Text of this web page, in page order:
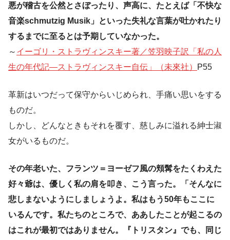
悪が稽古を公然とさぼったり、声高に、たとえば「不快な
音楽schmutzig Musik」といった失礼な言葉が吐かれたり
するまでに至るとは予期していなかった。
～ イーゴリ・ストラヴィンスキー著／笠羽映子訳「私の人
生の年代記―ストラヴィンスキー自伝」（未來社）
P55
革新はいつだって保守からいじめられ、手痛い思いをする
ものだ。
しかし、どんなときもそれを覆す、慈しみに溢れる紳士淑
女がいるものだ。
その年老いた、フランツ＝ヨーゼフ風の頬髯をたくわえた
好々爺は、優しく私の肩を叩き、こう言った。「そんなに
悲しまないようにしましょうよ。私はもう50年もここに
いるんです。私たちのところで、ああしたことが起こるの
はこれが最初ではありません。『トリスタン』でも、同じ